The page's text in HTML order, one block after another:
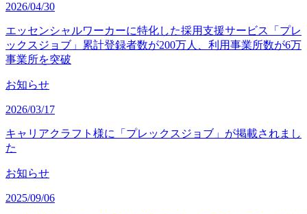
2026/04/30
エッセンシャルワーカーに特化した採用支援サービス「プレ
ックスジョブ」累計登録者数が200万人、利用事業所数が6万
事業所を突破
お知らせ
2026/03/17
キャリアクラフト様に「プレックスジョブ」が掲載されまし
た
お知らせ
2025/09/06